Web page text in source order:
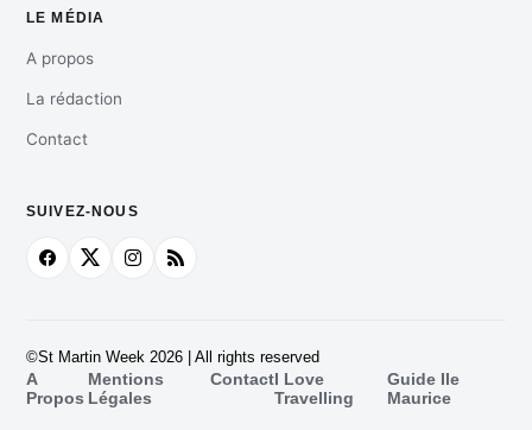
LE MÉDIA
A propos
La rédaction
Contact
SUIVEZ-NOUS
©St Martin Week 2026 | All rights reserved
A
Propos
Mentions
Légales
ContactI Love
Travelling
Guide Ile
Maurice